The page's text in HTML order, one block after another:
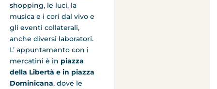
shopping, le luci, la
musica e i cori dal vivo e
gli eventi collaterali,
anche diversi laboratori.
L’ appuntamento con i
mercatini è in piazza
della Libertà e in piazza
Dominicana, dove le